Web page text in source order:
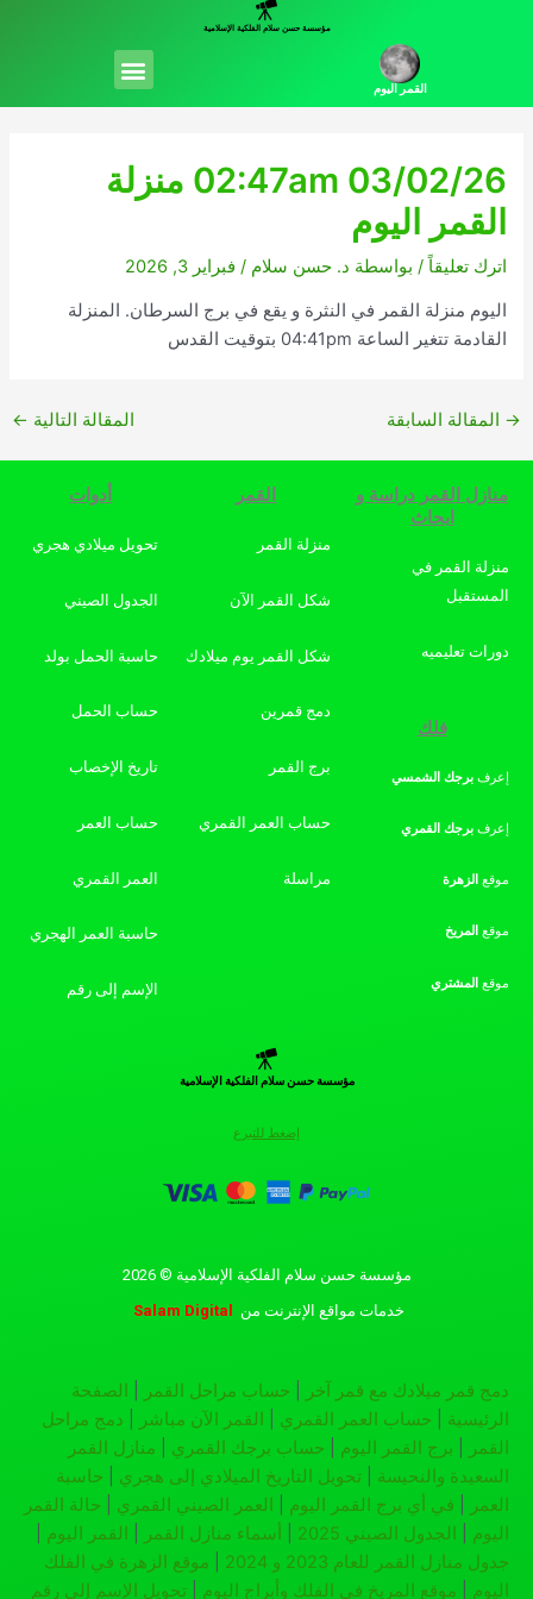
مؤسسة حسن سلام الفلكية الإسلامية
القمر اليوم
Menu
02:47am 03/02/26 منزلة
القمر اليوم
اترك تعليقاً / بواسطة د. حسن سلام/ فبراير 3, 2026
اليوم منزلة القمر في النثرة و يقع في برج السرطان. المنزلة
القادمة تتغير الساعة 04:41pm بتوقيت القدس
→ المقالة السابقة المقالة التالية ←
منازل القمر دراسة و
ابحاث
منزلة القمر في
المستقبل
دورات تعليميه
فلك
إعرف برجك الشمسي
إعرف برجك القمري
موقع الزهرة
موقع المريخ
موقع المشتري
القمر
منزلة القمر
شكل القمر الآن
شكل القمر يوم ميلادك
دمج قمرين
برج القمر
حساب العمر القمري
مراسلة
أدوات
تحويل ميلادي هجري
الجدول الصيني
حاسبة الحمل بولد
حساب الحمل
تاريخ الإخصاب
حساب العمر
العمر القمري
حاسبة العمر الهجري
الإسم إلى رقم
مؤسسة حسن سلام الفلكية الإسلامية
إضغط للتبرع
مؤسسة حسن سلام الفلكية الإسلامية © 2026
خدمات مواقع الإنترنت من Salam Digital
دمج قمر ميلادك مع قمر آخر حساب مراحل القمر
الصفحة
الرئيسية
حساب العمر القمري القمر الآن مباشر
دمج مراحل
القمر
برج القمر اليوم حساب برجك القمري
منازل القمر
السعيدة والنحيسة
تحويل التاريخ الميلادي إلى هجري
حاسبة
العمر
في أي برج القمر اليوم العمر الصيني القمري
حالة القمر
اليوم
الجدول الصيني 2025 أسماء منازل القمر القمر اليوم
جدول منازل القمر للعام 2023 و 2024
موقع الزهرة في الفلك
اليوم
موقع المريخ في الفلك وأبراج اليوم تحويل الإسم إلى رقم